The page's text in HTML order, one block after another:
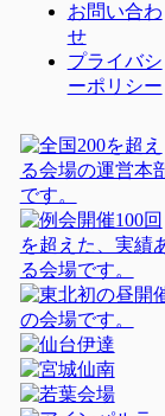
お問い合わ
せ
プライバシ
ーポリシー